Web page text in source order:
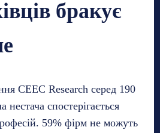
бракує
CEEC Research серед 190
спостерігається
59% фірм не можуть